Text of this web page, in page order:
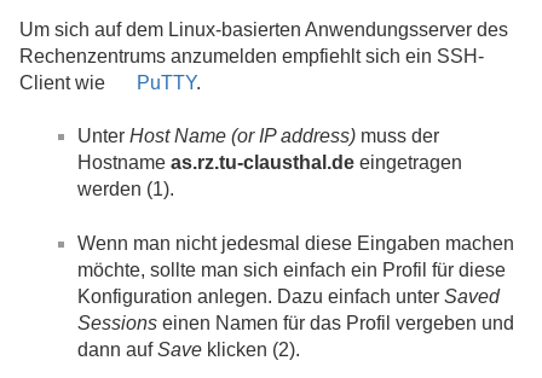
Um sich auf dem Linux-basierten Anwendungsserver des
Rechenzentrums anzumelden empfiehlt sich ein SSH-
Client wie
PuTTY.
Unter Host Name (or IP address) muss der
Hostname as.rz.tu-clausthal.de eingetragen
werden (1).
Wenn man nicht jedesmal diese Eingaben machen
möchte, sollte man sich einfach ein Profil für diese
Konfiguration anlegen. Dazu einfach unter Saved
Sessions einen Namen für das Profil vergeben und
dann aufSave klicken (2).